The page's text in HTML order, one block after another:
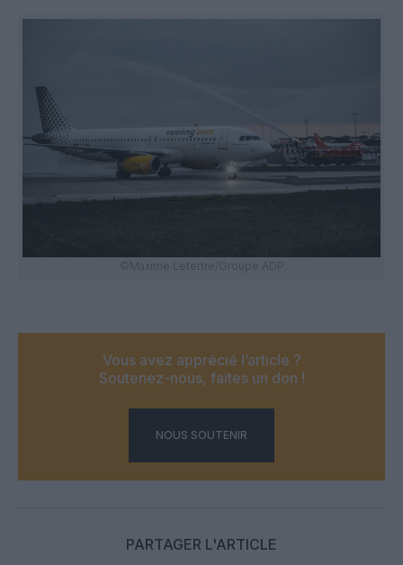
©Maxime Letertre/Groupe ADP
Vous avez apprécié l’article ?
Soutenez-nous, faites un don !
NOUS SOUTENIR
PARTAGER L'ARTICLE